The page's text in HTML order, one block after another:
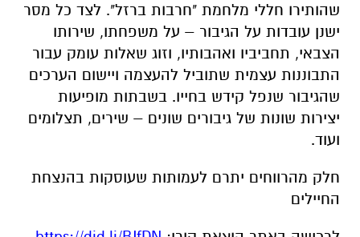
שהותירו חללי מלחמת "חרבות ברזל". לצד כל מסר
ישנן עובדות על הגיבור – על משפחתו, שירותו
הצבאי, תחביביו ואהבותיו, וזוג שאלות עומק עבור
התבוננות עצמית שתוביל להעצמה ויישום הערכים
שהגיבור שנפל קידש בחייו. בשבתות מופיעות
יצירות שונות של גיבורים שונים – שירים, תצלומים
ועוד.
חלק מהרווחים יתרם לעמותות שעוסקות בהנצחת
החיילים